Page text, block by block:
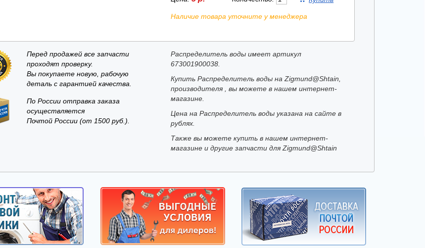
Наличие товара уточните у менеджера
Перед продажей все запчасти
проходят проверку.
Вы покупаете новую, рабочую
деталь с гарантией качества.
По России отправка заказа
осуществляется
Почтой России (от 1500 руб.).
Распределитель воды имеет артикул
673001900038.
Купить Распределитель воды на Zigmund@Shtain,
производителя , вы можете в нашем интернет-
магазине.
Цена на Распределитель воды указана на сайте в
рублях.
Также вы можете купить в нашем интернет-
магазине и другие запчасти для Zigmund@Shtain